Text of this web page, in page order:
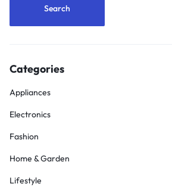
Categories
Appliances
Electronics
Fashion
Home & Garden
Lifestyle